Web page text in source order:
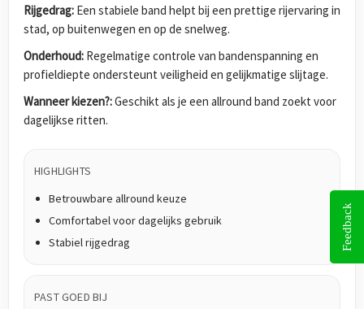
Rijgedrag: Een stabiele band helpt bij een prettige rijervaring in
stad, op buitenwegen en op de snelweg.
Onderhoud: Regelmatige controle van bandenspanning en
profieldiepte ondersteunt veiligheid en gelijkmatige slijtage.
Wanneer kiezen?:Geschikt als je een allround band zoekt voor
dagelijkse ritten.
HIGHLIGHTS
Betrouwbare allround keuze
Comfortabel voor dagelijks gebruik
Stabiel rijgedrag
PAST GOED BIJ
Feedback